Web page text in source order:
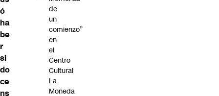
ó
ha
be
r
si
do
ce
ns
de
un
comienzo”
en
el
Centro
Cultural
La
Moneda